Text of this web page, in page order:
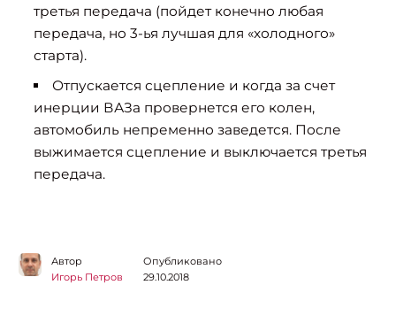
третья передача (пойдет конечно любая
передача, но 3-ья лучшая для «холодного»
старта).
Отпускается сцепление и когда за счет
инерции ВАЗа провернется его колен,
автомобиль непременно заведется. После
выжимается сцепление и выключается третья
передача.
Автор
Игорь Петров
Опубликовано
29.10.2018